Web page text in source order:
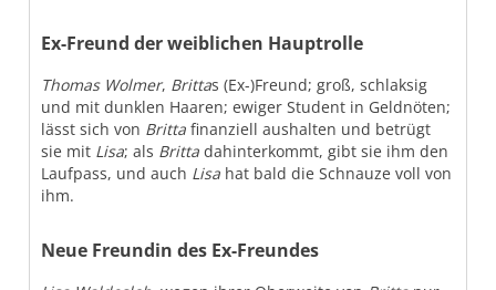
Ex-Freund der weiblichen Hauptrolle
Thomas Wolmer, Brittas (Ex-)Freund; groß, schlaksig
und mit dunklen Haaren; ewiger Student in Geldnöten;
lässt sich von Britta finanziell aushalten und betrügt
sie mit Lisa; als Britta dahinterkommt, gibt sie ihm den
Laufpass, und auch Lisa hat bald die Schnauze voll von
ihm.
Neue Freundin des Ex-Freundes